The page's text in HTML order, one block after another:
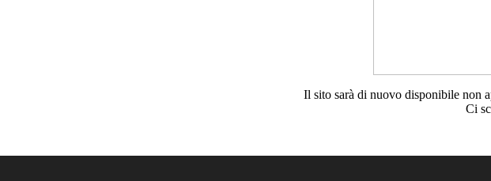
Il sito sarà di nuovo disponibile non
Ci